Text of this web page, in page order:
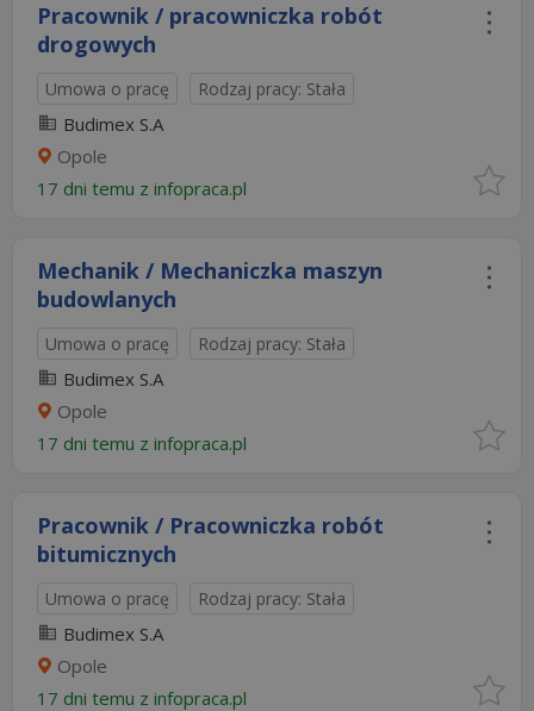
Pracownik / pracowniczka robót
drogowych
Umowa o pracę Rodzaj pracy: Stała
Budimex S.A
Opole
17 dni temu z infopraca.pl
Mechanik / Mechaniczka maszyn
budowlanych
Umowa o pracę Rodzaj pracy: Stała
Budimex S.A
Opole
17 dni temu z infopraca.pl
Pracownik / Pracowniczka robót
bitumicznych
Umowa o pracę Rodzaj pracy: Stała
Budimex S.A
Opole
17 dni temu z infopraca.pl